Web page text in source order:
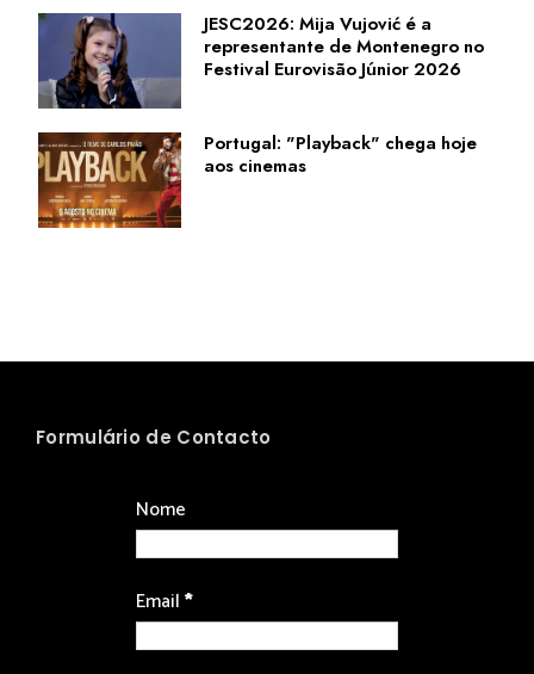
JESC2026: Mija Vujović é a
representante de Montenegro no
Festival Eurovisão Júnior 2026
Portugal: "Playback" chega hoje
aos cinemas
Formulário de Contacto
Nome
Email*